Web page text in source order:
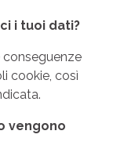
i tuoi dati?
conseguenze
cookie, così
vengono